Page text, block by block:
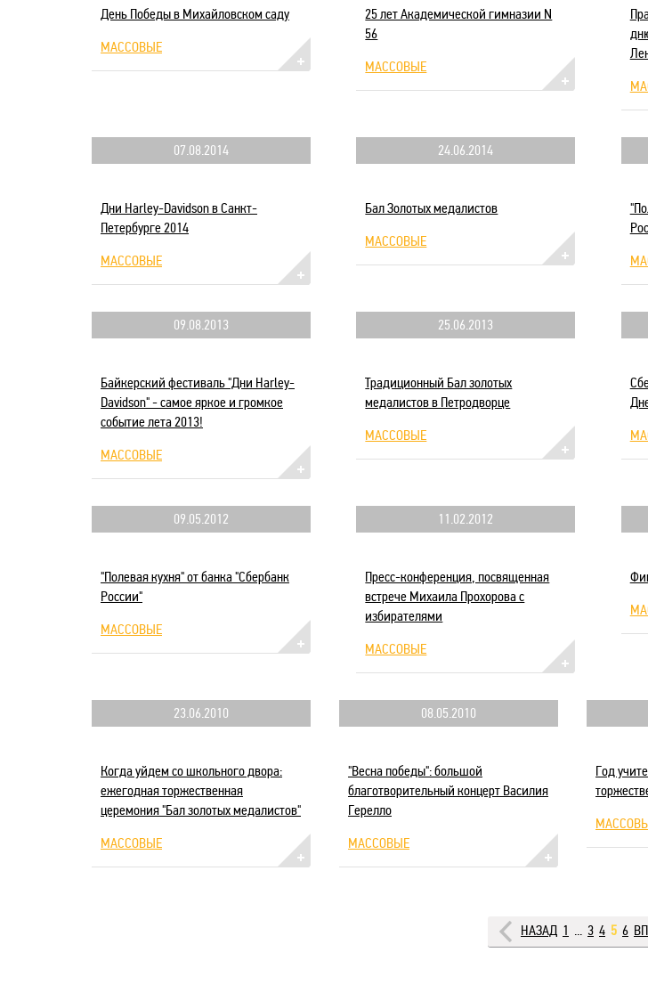
День Победы в Михайловском саду
МАССОВЫЕ
25 лет Академической гимназии N
56
МАССОВЫЕ
07.08.2014
Дни Harley-Davidson в Санкт-
Петербурге 2014
МАССОВЫЕ
24.06.2014
Бал Золотых медалистов
МАССОВЫЕ
09.08.2013
Байкерский фестиваль "Дни Harley-
Davidson" - самое яркое и громкое
событие лета 2013!
МАССОВЫЕ
25.06.2013
Традиционный Бал золотых
медалистов в Петродворце
МАССОВЫЕ
09.05.2012
"Полевая кухня" от банка "Сбербанк
России"
МАССОВЫЕ
11.02.2012
Пресс-конференция, посвященная
встрече Михаила Прохорова с
избирателями
МАССОВЫЕ
23.06.2010
Когда уйдем со школьного двора:
ежегодная торжественная
церемония "Бал золотых медалистов"
МАССОВЫЕ
08.05.2010
"Весна победы": большой
благотворительный концерт Василия
Герелло
МАССОВЫЕ
Год
НАЗАД 1 ... 3 4 5 6